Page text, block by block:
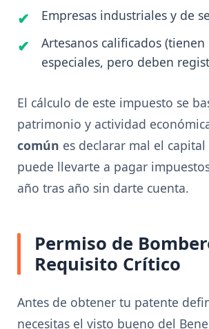
Empresas industriales y de
Artesanos calificados
especiales, pero deben
El cálculo de este impuesto se
patrimonio y actividad
común es declarar mal el
puede llevarte a pagar
año tras año sin darte cuenta.
Permiso de
Requisito Crítico
Antes de obtener tu patente
necesitas el visto bueno del